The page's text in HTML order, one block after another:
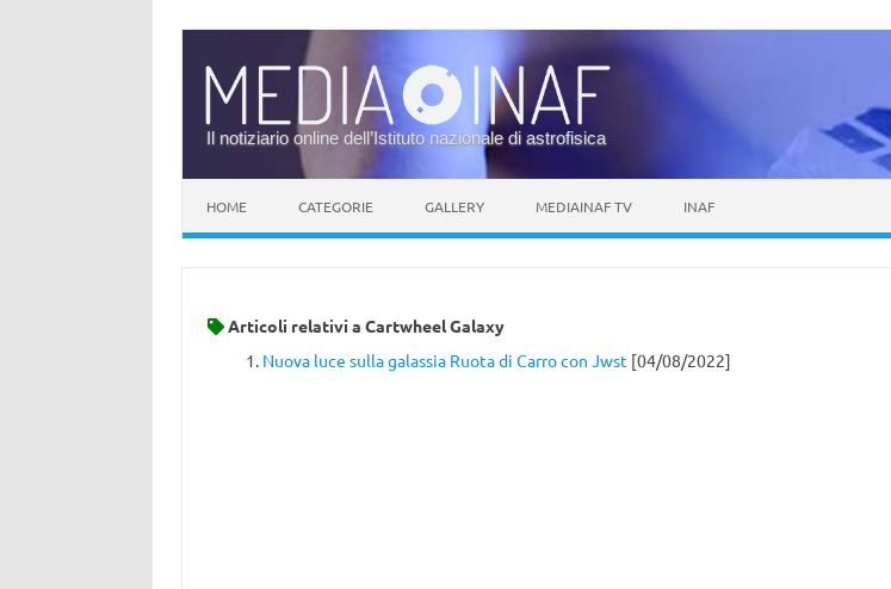
Il notiziario online dell’Istituto nazionale di astrofisica
HOME CATEGORIE GALLERY MEDIAINAF TV INAF
Articoli relativi a Cartwheel Galaxy
Nuova luce sulla galassia Ruota di Carro con Jwst [04/08/2022]